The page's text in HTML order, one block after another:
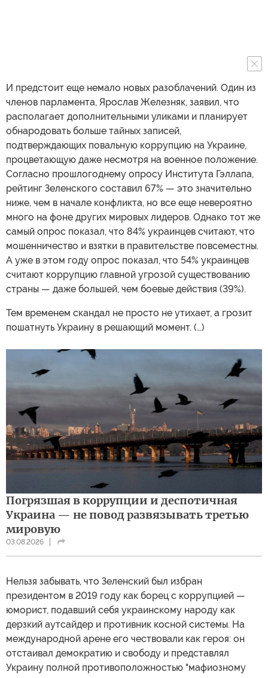
И предстоит еще немало новых разоблачений. Один из
членов парламента, Ярослав Железняк, заявил, что
располагает дополнительными уликами и планирует
обнародовать больше тайных записей,
подтверждающих повальную коррупцию на Украине,
процветающую даже несмотря на военное положение.
Согласно прошлогоднему опросу Института Гэллапа,
рейтинг Зеленского составил 67% — это значительно
ниже, чем в начале конфликта, но все еще невероятно
много на фоне других мировых лидеров. Однако тот же
самый опрос показал, что 84% украинцев считают, что
мошенничество и взятки в правительстве повсеместны.
А уже в этом году опрос показал, что 54% украинцев
считают коррупцию главной угрозой существованию
страны — даже большей, чем боевые действия (39%).
Тем временем скандал не просто не утихает, а грозит
пошатнуть Украину в решающий момент. (…)
Погрязшая в коррупции и деспотичная
Украина — не повод развязывать третью
мировую
03.08.2026
Нельзя забывать, что Зеленский был избран
президентом в 2019 году как борец с коррупцией —
юморист, подавший себя украинскому народу как
дерзкий аутсайдер и противник косной системы. На
международной арене его чествовали как героя: он
отстаивал демократию и свободу и представлял
Украину полной противоположностью "мафиозному